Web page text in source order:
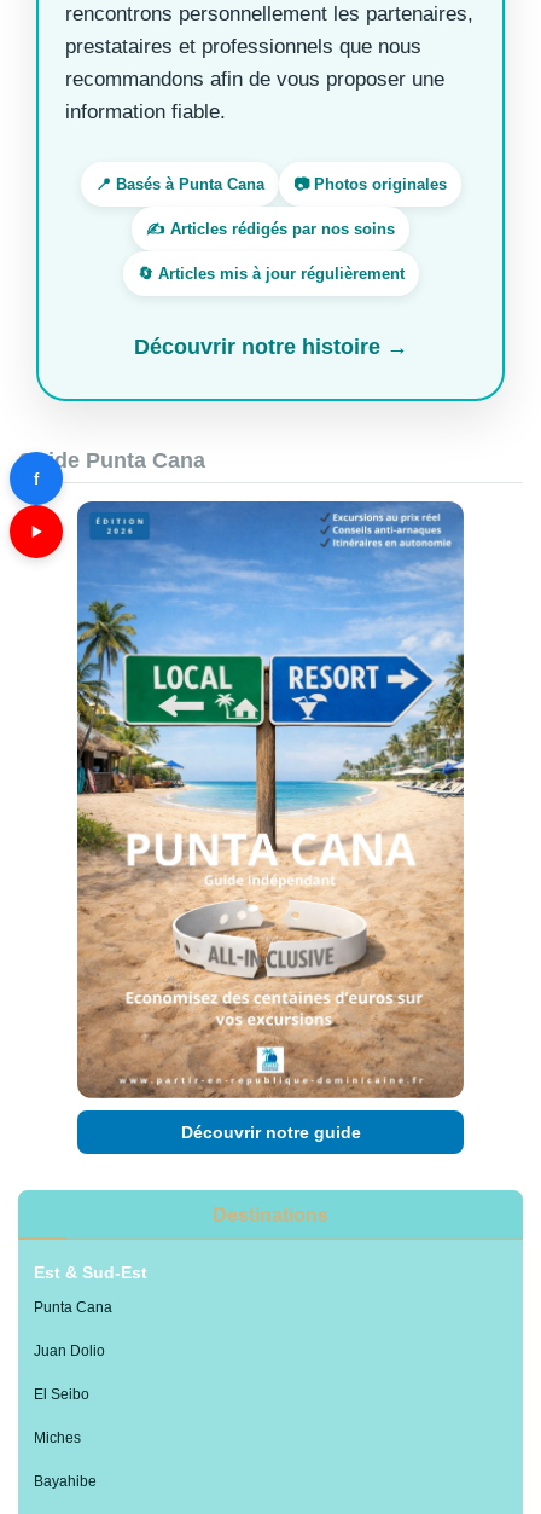
rencontrons personnellement les partenaires,
prestataires et professionnels que nous
recommandons afin de vous proposer une
information fiable.
📍 Basés à Punta Cana 📷 Photos originales
✍️ Articles rédigés par nos soins
🔄 Articles mis à jour régulièrement
Découvrir notre histoire →
Guide Punta Cana
Découvrir notre guide
Destinations
Est & Sud-Est
Punta Cana
Juan Dolio
El Seibo
Miches
Bayahibe
f